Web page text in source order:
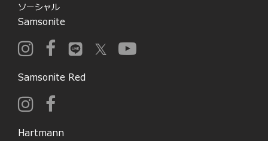
ソーシャル
Samsonite
Samsonite Red
Hartmann